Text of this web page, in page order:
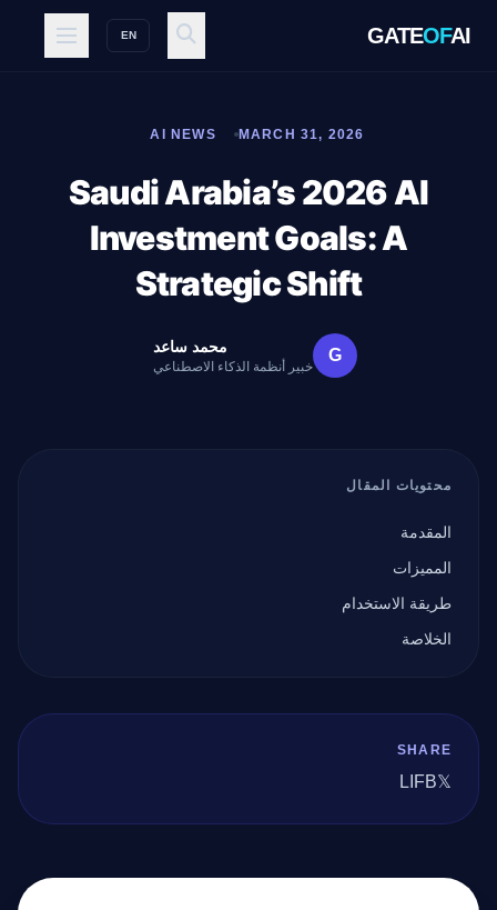
GATEOFAI
EN
MARCH 31, 2026
AI NEWS
Saudi Arabia’s 2026 AI
Investment Goals: A
Strategic Shift
G محمد ساعد
خبير أنظمة الذكاء الاصطناعي
محتويات المقال
المقدمة
المميزات
طريقة الاستخدام
الخلاصة
SHARE
𝕏
FB
LI